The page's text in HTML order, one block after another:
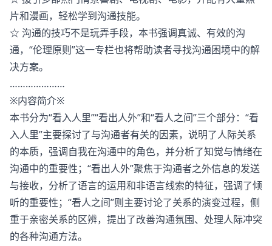
片和漫画，轻松学到沟通技能。
☆ 沟通的技巧不是玩弄手段，本书强调真诚、有效的沟
通，“伦理原则”这一专栏也将帮助读者寻找沟通困境中的解
决方案。
…………………
※内容简介※
本书分为“看入人里”“看出人外”和“看人之间”三个部分：“看
入人里”主要探讨了与沟通者有关的因素，说明了人际关系
的本质，强调自我在沟通中的角色，并分析了知觉与情绪在
沟通中的重要性；“看出人外”聚焦于沟通者之外信息的发送
与接收，分析了语言的运用和非语言线索的特征，强调了倾
听的重要性；“看人之间”则主要讨论了关系的演变过程，侧
重于亲密关系的区辨，提出了改善沟通氛围、处理人际冲突
的各种沟通方法。